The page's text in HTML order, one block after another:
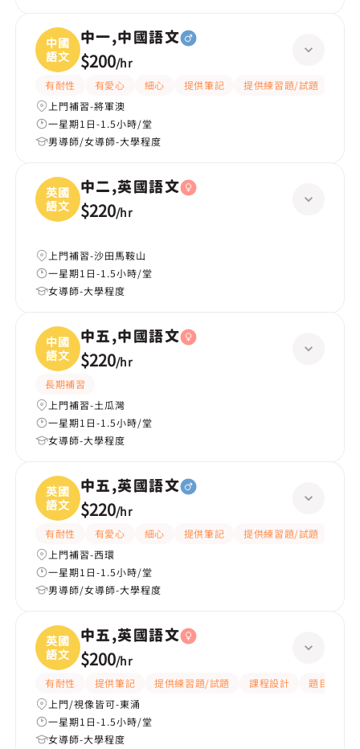
中國
語文
中一,中國語文
$200/hr
有耐性 有愛心 細心 提供筆記 提供練習題/試題
上門補習-將軍澳
一星期1日-1.5小時/堂
男導師/女導師-大學程度
英國
語文
中二,英國語文
$220/hr
上門補習-沙田馬鞍山
一星期1日-1.5小時/堂
女導師-大學程度
中國
語文
中五,中國語文
$220/hr
長期補習
上門補習-土瓜灣
一星期1日-1.5小時/堂
女導師-大學程度
英國
語文
中五,英國語文
$220/hr
有耐性 有愛心 細心 提供筆記 提供練習題/試題
上門補習-西環
一星期1日-1.5小時/堂
男導師/女導師-大學程度
英國
語文
中五,英國語文
$200/hr
有耐性 提供筆記 提供練習題/試題 課程設計
題目講解
上門/視像皆可-東涌
一星期1日-1.5小時/堂
女導師-大學程度